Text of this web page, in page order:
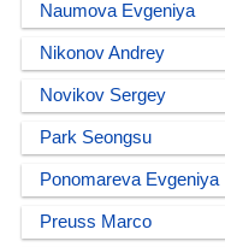
Naumova Evgeniya
Nikonov Andrey
Novikov Sergey
Park Seongsu
Ponomareva Evgeniya
Preuss Marco